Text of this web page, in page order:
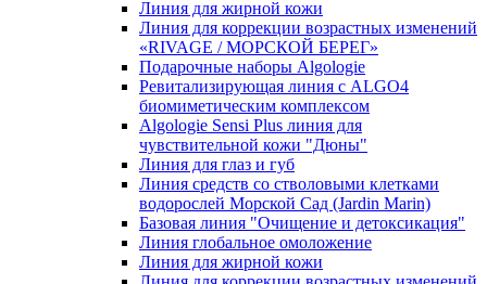
Линия для жирной кожи
Линия для коррекции возрастных изменений
«RIVAGE / МОРСКОЙ БЕРЕГ»
Подарочные наборы Algologie
Ревитализирующая линия с ALGO4
биомиметическим комплексом
Algologie Sensi Plus линия для
чувcтвительной кожи "Дюны"
Линия для глаз и губ
Линия средств со стволовыми клетками
водорослей Морской Сад (Jardin Marin)
Базовая линия "Очищение и детоксикация"
Линия глобальное омоложение
Линия для жирной кожи